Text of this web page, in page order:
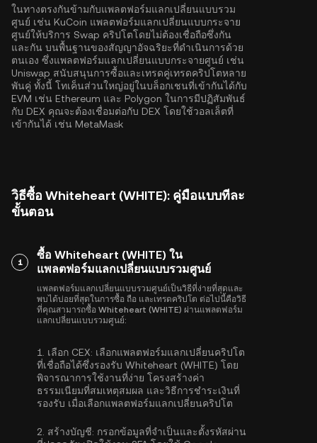
ในทางตรงกันข้ามกับแพลตฟอร์มแลกเปลี่ยนแบบรวม
ศูนย์ เช่น KuCoin แพลตฟอร์มแลกเปลี่ยนแบบกระจาย
ศูนย์ให้บริการ Swap คริปโตโดยไม่ต้องเชื่อถือซึ่งกัน
และกัน บนพื้นฐานของสัญญาอัจฉริยะที่ดำเนินการด้วย
ตนเอง ซึ่งแพลตฟอร์มแลกเปลี่ยนแบบกระจายศูนย์ เช่น
Uniswap สนับสนุนการซื้อและเทรดคู่เทรดคริปโตหลาย
พันคู่ ทั้งนี้ โทเค็นส่วนใหญ่อยู่ในบล็อกเชนที่เข้ากันได้กับ
EVM เช่น Ethereum และ Polygon ในการมีปฏิสัมพันธ์
กับ DEX คุณจะต้องเชื่อมต่อกับ DEX โดยใช้วอลเล็ตที่
เข้ากันได้ เช่น MetaMask
วิธีซื้อ Whiteheart (WHITE): คู่มือแบบทีละ
ขั้นตอน
1
ซื้อ Whiteheart (WHITE) ใน
แพลตฟอร์มแลกเปลี่ยนแบบรวมศูนย์
แพลตฟอร์มแลกเปลี่ยนแบบรวมศูนย์เป็นวิธีที่ง่ายที่สุดและ
พบได้บ่อยที่สุดในการซื้อ ถือ และเทรดคริปโต ต่อไปนี้คือวิธี
ที่คุณสามารถซื้อ Whiteheart (WHITE) ผ่านแพลตฟอร์ม
แลกเปลี่ยนแบบรวมศูนย์:
1. เลือก CEX: เลือกแพลตฟอร์มแลกเปลี่ยนคริปโต
ที่เชื่อถือได้ซึ่งรองรับ Whiteheart (WHITE) โดย
พิจารณาการใช้งานที่ง่าย โครงสร้างค่า
ธรรมเนียมที่สมเหตุสมผล และวิธีการชำระเงินที่
รองรับ เมื่อเลือกแพลตฟอร์มแลกเปลี่ยนคริปโต
2. สร้างบัญชี: กรอกข้อมูลที่จำเป็นและตั้งรหัสผ่าน